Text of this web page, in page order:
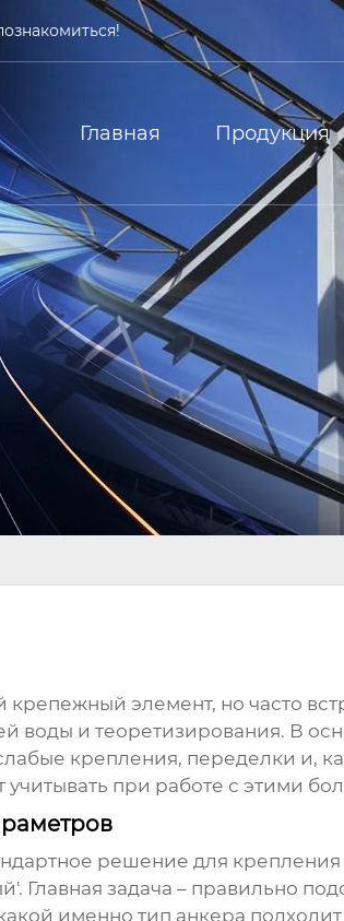
Главная Продукция
крепежный элемент, но часто
воды и теоретизирования. В
крепления, переделки и,
при работе с этими
решение для
Главная задача – правильно
именно тип анкера